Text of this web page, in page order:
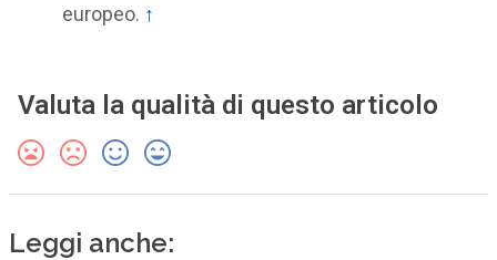
europeo. ↑
Valuta la qualità di questo articolo
Leggi anche: